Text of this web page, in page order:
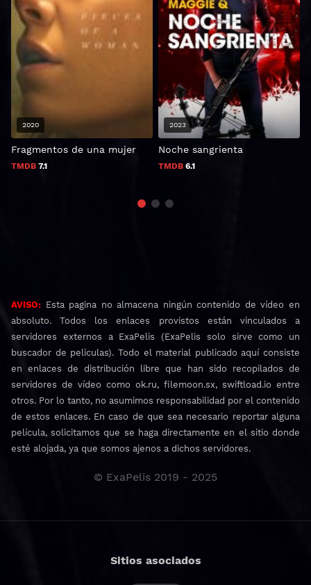
Fragmentos de una mujer
TMDB 7.1
2020
Noche sangrienta
TMDB 6.1
2023
AVISO: Esta pagina no almacena ningún contenido de vídeo en
absoluto. Todos los enlaces provistos están vinculados a
servidores externos a ExaPelis (ExaPelis solo sirve como un
buscador de peliculas). Todo el material publicado aquí consiste
en enlaces de distribución libre que han sido recopilados de
servidores de vídeo como ok.ru, filemoon.sx, swiftload.io entre
otros. Por lo tanto, no asumimos responsabilidad por el contenido
de estos enlaces. En caso de que sea necesario reportar alguna
película, solicitamos que se haga directamente en el sitio donde
esté alojada, ya que somos ajenos a dichos servidores.
© ExaPelis 2019 - 2025
Sitios asociados